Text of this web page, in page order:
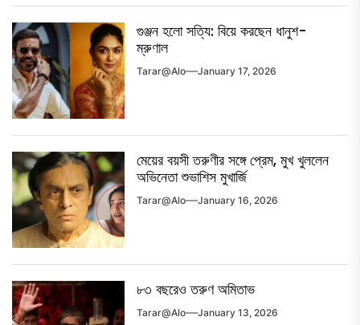
গুঞ্জন হলো সত্যি: বিয়ে করছেন ধানুশ-
ম্রুণাল
Tarar@alo January 17, 2026
মেয়ের বয়সী তরুণীর সঙ্গে প্রেম, মুখ খুললেন
অভিনেতা শুভাশিস মুখার্জি
Tarar@alo January 16, 2026
৮৩ বছরেও তরুণ অমিতাভ
Tarar@alo January 13, 2026